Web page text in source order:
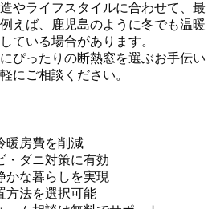
やライフスタイルに合わせて、最
えば、鹿児島のように冬でも温暖
ている場合があります。
ぴったりの断熱窓を選ぶお手伝い
にご相談ください。
暖房費を削減
・ダニ対策に有効
かな暮らしを実現
方法を選択可能